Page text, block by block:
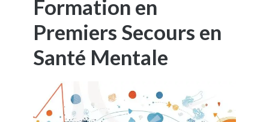
Formation en
Premiers Secours en
Santé Mentale